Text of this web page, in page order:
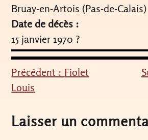
Bruay-en-Artois (Pas-de-Calais)
Date de décès :
15 janvier 1970 ?
Navigation
de
l’article
Précédent : Fiolet
Louis
Laisser un